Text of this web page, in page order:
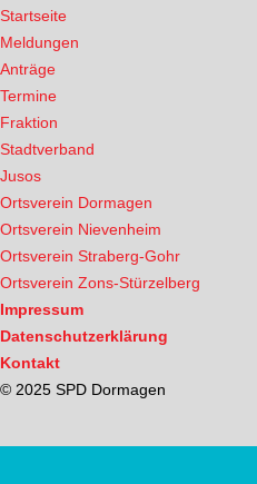
Startseite
Meldungen
Anträge
Termine
Fraktion
Stadtverband
Jusos
Ortsverein Dormagen
Ortsverein Nievenheim
Ortsverein Straberg-Gohr
Ortsverein Zons-Stürzelberg
Impressum
Datenschutzerklärung
Kontakt
© 2025 SPD Dormagen